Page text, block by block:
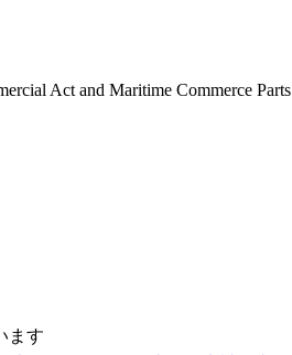
Act and Maritime Commerce Parts
ます